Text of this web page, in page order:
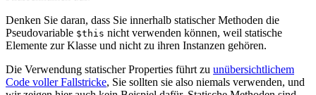
Denken Sie daran, dass Sie innerhalb statischer Methoden die
Pseudovariable $this nicht verwenden können, weil statische
Elemente zur Klasse und nicht zu ihren Instanzen gehören.
Die Verwendung statischer Properties führt zu unübersichtlichem
Code voller Fallstricke, Sie sollten sie also niemals verwenden, und